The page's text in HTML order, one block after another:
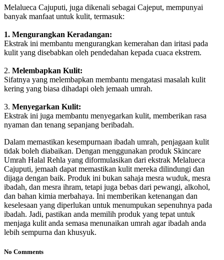
Melalueca Cajuputi, juga dikenali sebagai Cajeput, mempunyai
banyak manfaat untuk kulit, termasuk:
1. Mengurangkan Keradangan:
Ekstrak ini membantu mengurangkan kemerahan dan iritasi pada
kulit yang disebabkan oleh pendedahan kepada cuaca ekstrem.
2. Melembapkan Kulit:
Sifatnya yang melembapkan membantu mengatasi masalah kulit
kering yang biasa dihadapi oleh jemaah umrah.
3. Menyegarkan Kulit:
Ekstrak ini juga membantu menyegarkan kulit, memberikan rasa
nyaman dan tenang sepanjang beribadah.
Dalam memastikan kesempurnaan ibadah umrah, penjagaan kulit
tidak boleh diabaikan. Dengan menggunakan produk Skincare
Umrah Halal Rehla yang diformulasikan dari ekstrak Melalueca
Cajuputi, jemaah dapat memastikan kulit mereka dilindungi dan
dijaga dengan baik. Produk ini bukan sahaja mesra wuduk, mesra
ibadah, dan mesra ihram, tetapi juga bebas dari pewangi, alkohol,
dan bahan kimia merbahaya. Ini memberikan ketenangan dan
keselesaan yang diperlukan untuk menumpukan sepenuhnya pada
ibadah. Jadi, pastikan anda memilih produk yang tepat untuk
menjaga kulit anda semasa menunaikan umrah agar ibadah anda
lebih sempurna dan khusyuk.
No Comments